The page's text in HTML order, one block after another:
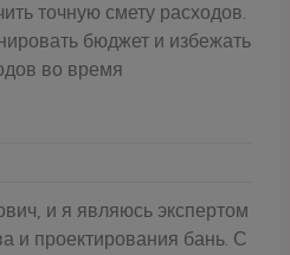
точную смету расходов.
бюджет и избежать
во время
и я являюсь экспертом
и проектирования бань. С